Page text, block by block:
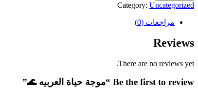
Category: Uncategorized
مراجعات (0)
Reviews
There are no reviews yet.
Be the first to review “موجة حياة العربيه 🌊”